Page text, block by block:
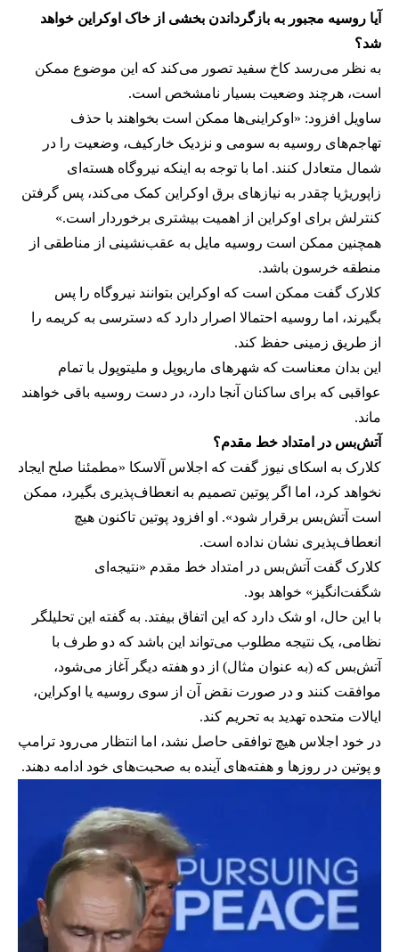
آیا روسیه مجبور به بازگرداندن بخشی از خاک اوکراین خواهد
شد؟
به نظر می‌رسد کاخ سفید تصور می‌کند که این موضوع ممکن
است، هرچند وضعیت بسیار نامشخص است.
ساویل افزود: «اوکراینی‌ها ممکن است بخواهند با حذف
تهاجم‌های روسیه به سومی و نزدیک خارکیف، وضعیت را در
شمال متعادل کنند. اما با توجه به اینکه نیروگاه هسته‌ای
زاپوریژیا چقدر به نیازهای برق اوکراین کمک می‌کند، پس گرفتن
کنترلش برای اوکراین از اهمیت بیشتری برخوردار است.»
همچنین ممکن است روسیه مایل به عقب‌نشینی از مناطقی از
منطقه خرسون باشد.
کلارک گفت ممکن است که اوکراین بتوانند نیروگاه را پس
بگیرند، اما روسیه احتمالا اصرار دارد که دسترسی به کریمه را
از طریق زمینی حفظ کند.
این بدان معناست که شهرهای ماریوپل و ملیتوپول با تمام
عواقبی که برای ساکنان آنجا دارد، در دست روسیه باقی خواهند
ماند.
آتش‌بس در امتداد خط مقدم؟
کلارک به اسکای نیوز گفت که اجلاس آلاسکا «مطمئنا صلح ایجاد
نخواهد کرد، اما اگر پوتین تصمیم به انعطاف‌پذیری بگیرد، ممکن
است آتش‌بس برقرار شود». او افزود پوتین تاکنون هیچ
انعطاف‌پذیری نشان نداده است.
کلارک گفت آتش‌بس در امتداد خط مقدم «نتیجه‌ای
شگفت‌انگیز» خواهد بود.
با این حال، او شک دارد که این اتفاق بیفتد. به گفته این تحلیلگر
نظامی، یک نتیجه مطلوب می‌تواند این باشد که دو طرف با
آتش‌بس که (به عنوان مثال) از دو هفته دیگر آغاز می‌شود،
موافقت کنند و در صورت نقض آن از سوی روسیه یا اوکراین،
ایالات متحده تهدید به تحریم کند.
در خود اجلاس هیچ توافقی حاصل نشد، اما انتظار می‌رود ترامپ
و پوتین در روزها و هفته‌های آینده به صحبت‌های خود ادامه دهند.